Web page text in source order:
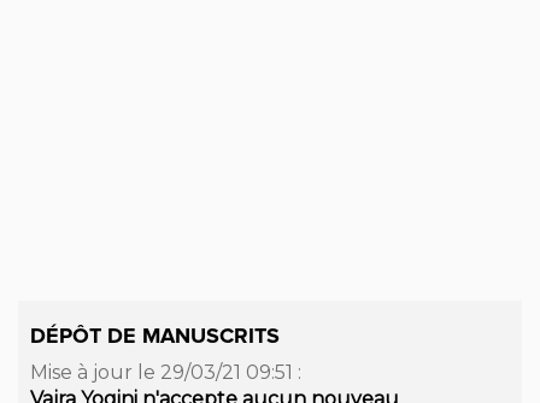
DÉPÔT DE MANUSCRITS
Mise à jour le 29/03/21 09:51 :
Vajra Yogini n'accepte aucun nouveau